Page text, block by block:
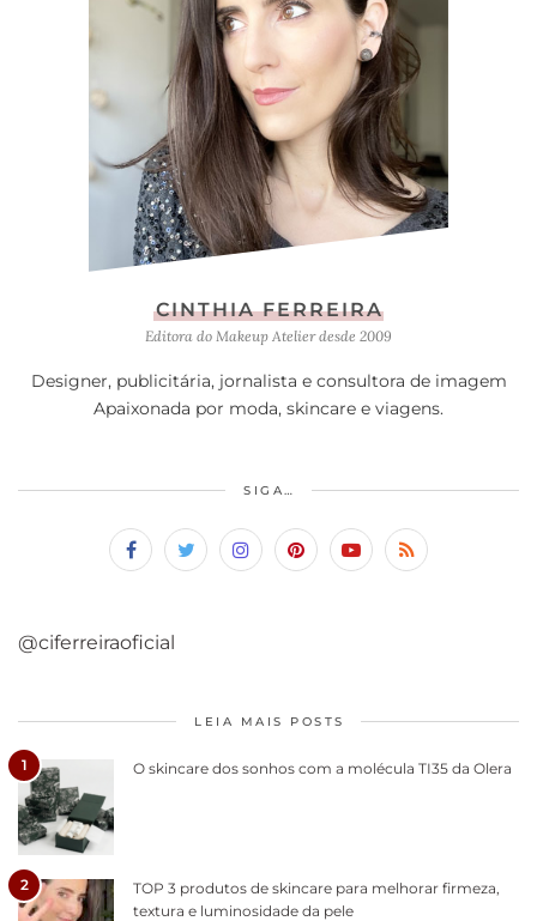
CINTHIA FERREIRA
Editora do Makeup Atelier desde 2009
Designer, publicitária, jornalista e consultora de imagem
Apaixonada por moda, skincare e viagens.
SIGA…
@ciferreiraoficial
LEIA MAIS POSTS
1 O skincare dos sonhos com a molécula TI35 da Olera
2
TOP 3 produtos de skincare para melhorar firmeza,
textura e luminosidade da pele